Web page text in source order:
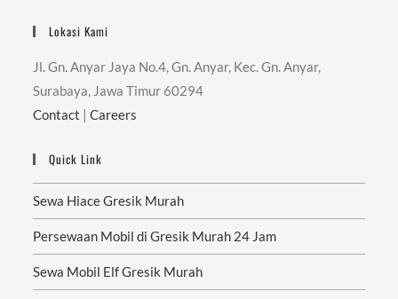
Lokasi Kami
Jl. Gn. Anyar Jaya No.4, Gn. Anyar, Kec. Gn. Anyar,
Surabaya, Jawa Timur 60294
Contact |Careers
Quick Link
Sewa Hiace Gresik Murah
Persewaan Mobil di Gresik Murah 24 Jam
Sewa Mobil Elf Gresik Murah